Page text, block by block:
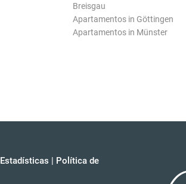
Breisgau
Apartamentos in Göttingen
Apartamentos in Münster
Estadísticas | Política de